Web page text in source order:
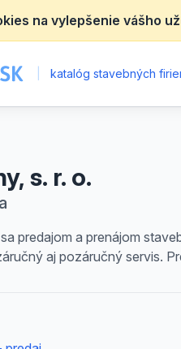
na vylepšenie vášho
katalóg stavebných
s. r. o.
predajom a prenájom
aj pozáručný servis.